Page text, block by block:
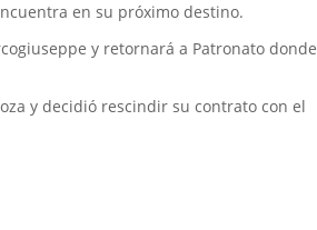
en su próximo destino.
y retornará a Patronato donde
y decidió rescindir su contrato con el